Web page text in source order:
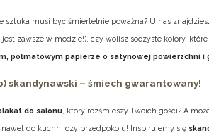
sztuka musi być śmiertelnie poważna? U nas
jest zawsze w modzie!), czy wolisz soczyste kolory,
półmatowym papierze o satynowej powierzchni
skandynawski – śmiech gwarantowany!
do salonu , który rozśmieszy Twoich gości? A
nawet do kuchni czy przedpokoju! Inspirujemy się